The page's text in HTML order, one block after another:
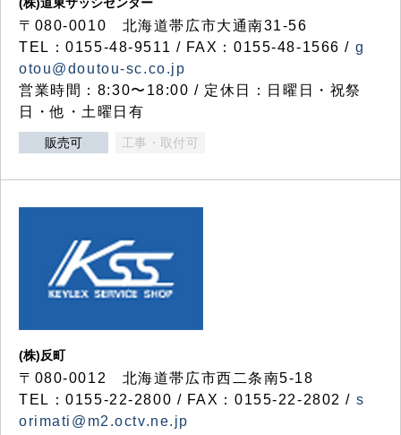
〒080-0010 北海道帯広市大通南31-56
TEL：0155-48-9511 / FAX：0155-48-1566 / g
otou@doutou-sc.co.jp
営業時間：8:30〜18:00 / 定休日：日曜日・祝祭
日・他・土曜日有
販売可 工事・取付可
(株)反町
〒080-0012 北海道帯広市西二条南5-18
TEL：0155-22-2800 / FAX：0155-22-2802 / s
orimati@m2.octv.ne.jp